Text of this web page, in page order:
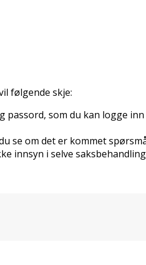
følgende skje:
som du kan logge inn
se om det er kommet
innsyn i selve